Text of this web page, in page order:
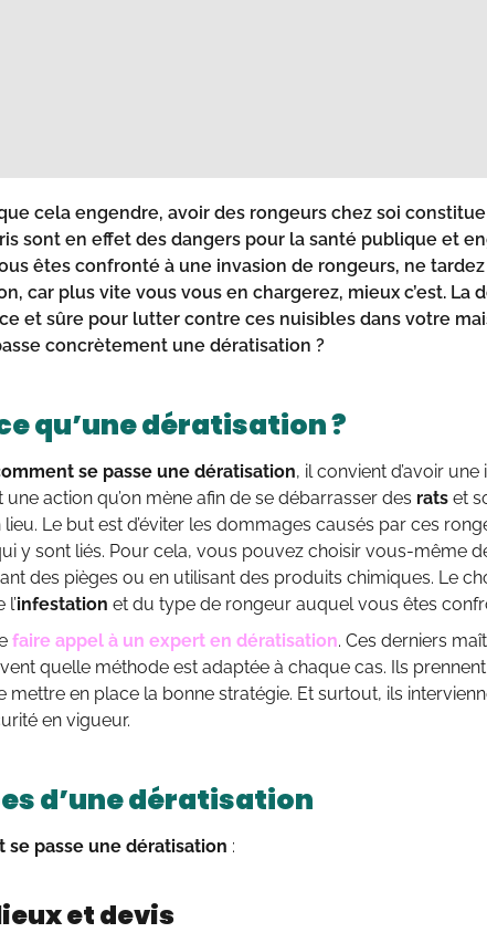
cela engendre, avoir des rongeurs chez soi
sont en effet des dangers pour la santé publique et
êtes confronté à une invasion de rongeurs, ne
, car plus vite vous vous en chargerez, mieux c’est. La
et sûre pour lutter contre ces nuisibles dans votre
concrètement une dératisation ?
qu’une dératisation ?
se passe une dératisation, il convient d’avoir une
action qu’on mène afin de se débarrasser des rats et
lieu. Le but est d’éviter les dommages causés par ces
y sont liés. Pour cela, vous pouvez choisir vous-même
des pièges ou en utilisant des produits chimiques. Le
infestation et du type de rongeur auquel vous êtes
faire appel à un expert en dératisation. Ces derniers
quelle méthode est adaptée à chaque cas. Ils
mettre en place la bonne stratégie. Et surtout, ils
en vigueur.
d’une dératisation
se passe une dératisation :
et devis